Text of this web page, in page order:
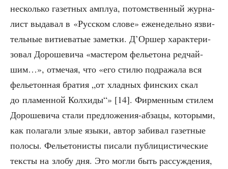
несколь­ко газет­ных амплуа, потом­ствен­ный жур­на­
лист выда­вал в «Рус­ском сло­ве» еже­не­дель­но язви­
тель­ные вити­е­ва­тые замет­ки. Д’Оршер харак­те­ри­
зо­вал Доро­ше­ви­ча «масте­ром фелье­то­на ред­чай­
шим…», отме­чая, что «его сти­лю под­ра­жа­ла вся
фелье­тон­ная бра­тия „от хлад­ных фин­ских скал
до пла­мен­ной Кол­хи­ды“» [14]. Фир­мен­ным сти­лем
Доро­ше­ви­ча ста­ли пред­ло­же­ния-абза­цы, кото­ры­ми,
как пола­га­ли злые язы­ки, автор заби­вал газет­ные
поло­сы. Фелье­то­ни­сты писа­ли пуб­ли­ци­сти­че­ские
тек­сты на зло­бу дня. Это мог­ли быть рас­суж­де­ния,